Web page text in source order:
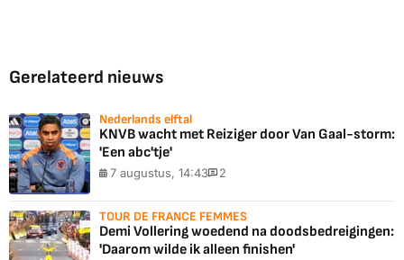
Gerelateerd nieuws
Nederlands elftal
KNVB wacht met Reiziger door Van Gaal-storm:
'Een abc'tje'
7 augustus, 14:43 2
TOUR DE FRANCE FEMMES
Demi Vollering woedend na doodsbedreigingen:
'Daarom wilde ik alleen finishen'